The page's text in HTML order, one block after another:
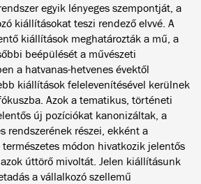
egyik lényeges szempontját, a
kiállításokat teszi rendező elvvé. A
kiállítások meghatározták a mű, a
beépülését a művészeti
a hatvanas-hetvenes évektől
kiállítások felelevenítésével kerülnek
Azok a tematikus, történeti
új pozíciókat kanonizáltak, a
rendszerének részei, ekként a
módon hivatkozik jelentős
úttörő mivoltát. Jelen kiállításunk
a vállalkozó szellemű